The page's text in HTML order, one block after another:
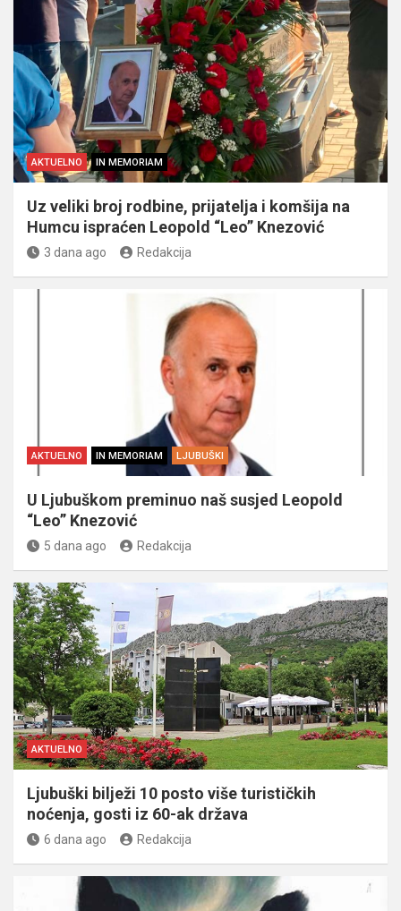
AKTUELNO IN MEMORIAM
Uz veliki broj rodbine, prijatelja i komšija na
Humcu ispraćen Leopold “Leo” Knezović
3 dana ago Redakcija
AKTUELNO IN MEMORIAM LJUBUŠKI
U Ljubuškom preminuo naš susjed Leopold
“Leo” Knezović
5 dana ago Redakcija
AKTUELNO
Ljubuški bilježi 10 posto više turističkih
noćenja, gosti iz 60-ak država
6 dana ago Redakcija